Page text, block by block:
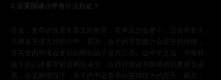
2.去英国读小学有什么好处？
首先，更早的接受全英文的教育，竞争压力会更小，且会有更大
几率直升进入好的中学。其次，孩子的语言能力会提升的很快，
全英文的环境会更好的帮助孩子提升口语。在中学之后，学校对
孩子的口语要求就会相对减少，反而对阅读书面英语的要求会提
高，在这种情况下，孩子的书面英语会获得很大的提升。最后，